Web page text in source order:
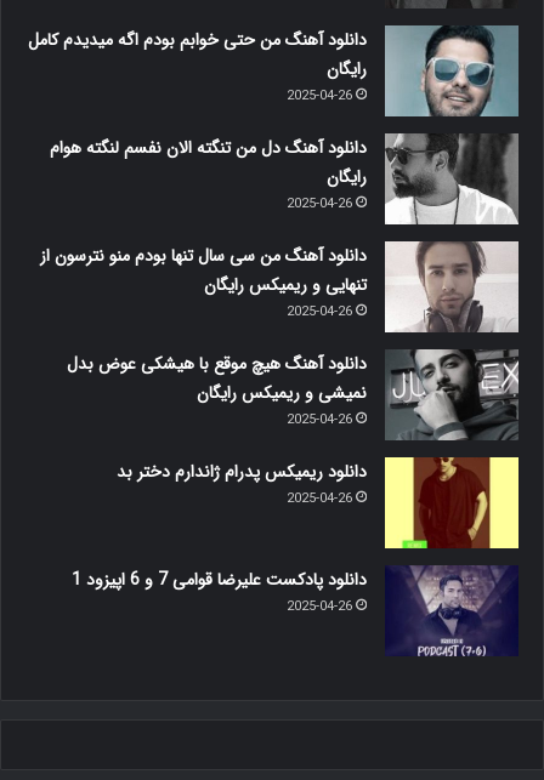
دانلود آهنگ من حتی خوابم بودم اگه میدیدم کامل
رایگان
2025-04-26
دانلود آهنگ دل من تنگته الان نفسم لنگته هوام
رایگان
2025-04-26
دانلود آهنگ من سی سال تنها بودم منو نترسون از
تنهایی و ریمیکس رایگان
2025-04-26
دانلود آهنگ هیچ موقع با هیشکی عوض بدل
نمیشی و ریمیکس رایگان
2025-04-26
دانلود ریمیکس پدرام ژاندارم دختر بد
2025-04-26
دانلود پادکست علیرضا قوامی 7 و 6 اپیزود 1
2025-04-26